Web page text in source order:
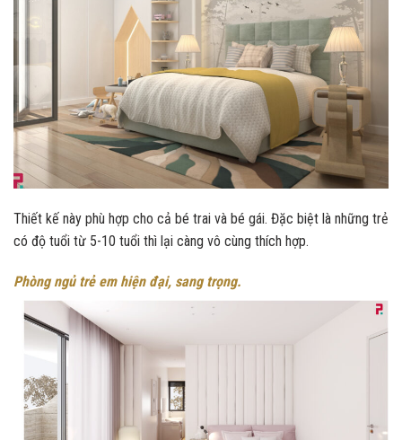
Thiết kế này phù hợp cho cả bé trai và bé gái. Đặc biệt là những trẻ
có độ tuổi từ 5-10 tuổi thì lại càng vô cùng thích hợp.
Phòng ngủ trẻ em hiện đại, sang trọng.